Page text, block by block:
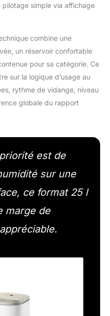
simple via affichage
combine une
un réservoir confortable
pour sa catégorie. Ce
sur la logique d’usage au
rythme de vidange, niveau
globale du rapport
est de
sur une
ce format 25 l
marge de